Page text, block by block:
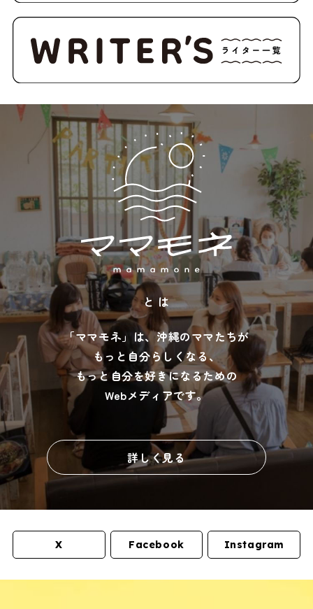
と は
「ママモネ」は、沖縄のママたちが
もっと自分らしくなる、
もっと自分を好きになるための
Webメディアです。
詳しく見る
X Facebook Instagram